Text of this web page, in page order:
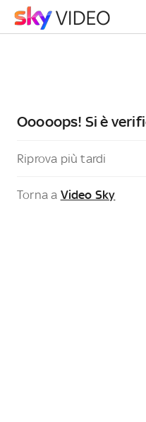
Ooooops! Si è
Riprova più tardi
Torna a Video Sky